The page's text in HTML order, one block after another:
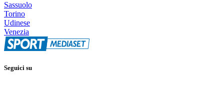
Sassuolo
Torino
Udinese
Venezia
Seguici su